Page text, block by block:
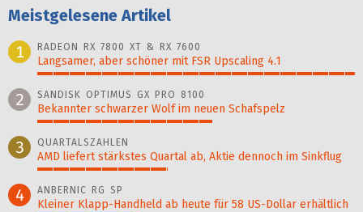
Meistgelesene Artikel
1
RADEON RX 7800 XT & RX 7600
Langsamer, aber schöner mit FSR Upscaling 4.1
100%
2 SANDISK OPTIMUS GX PRO 8100
Bekannter schwarzer Wolf im neuen Schafspelz
55%
3 QUARTALSZAHLEN
AMD liefert stärkstes Quartal ab, Aktie dennoch im Sinkflug
41%
4 ANBERNIC RG SP
Kleiner Klapp-Hand­held ab heute für 58 US-Dollar er­hält­lich